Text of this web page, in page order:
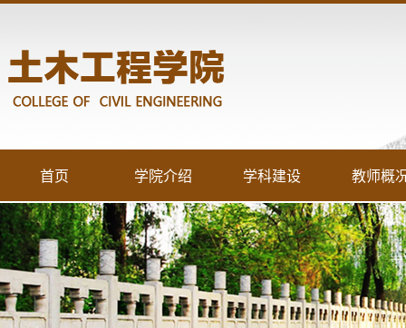
首页 学院介绍 学科建设 教师概